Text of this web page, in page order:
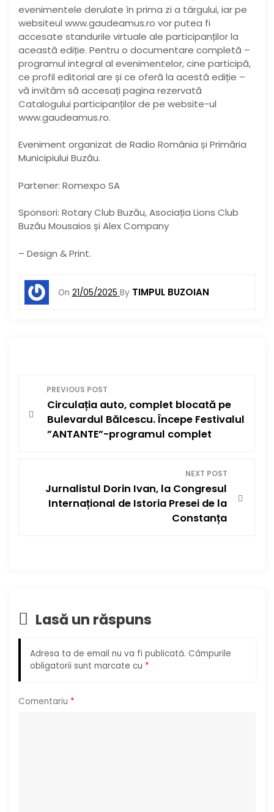
evenimentele derulate în prima zi a târgului, iar pe
websiteul www.gaudeamus.ro vor putea fi
accesate standurile virtuale ale participanților la
această ediție. Pentru o documentare completă –
programul integral al evenimentelor, cine participă,
ce profil editorial are și ce oferă la acestă ediție –
vă invităm să accesați pagina rezervată
Catalogului participanților de pe website-ul
www.gaudeamus.ro.
Eveniment organizat de Radio România și Primăria
Municipiului Buzău.
Partener: Romexpo SA
Sponsori: Rotary Club Buzău, Asociația Lions Club
Buzău Mousaios și Alex Company
– Design & Print.
On 21/05/2025 By TIMPUL BUZOIAN
a
n
r
t
PREVIOUS POST
Circulația auto, complet blocată pe
Bulevardul Bălcescu. Începe Festivalul
”ANTANTE”-programul complet
NEXT POST
Jurnalistul Dorin Ivan, la Congresul
Internațional de Istoria Presei de la
Constanța
Lasă un răspuns
Adresa ta de email nu va fi publicată. Câmpurile
obligatorii sunt marcate cu *
Comentariu *